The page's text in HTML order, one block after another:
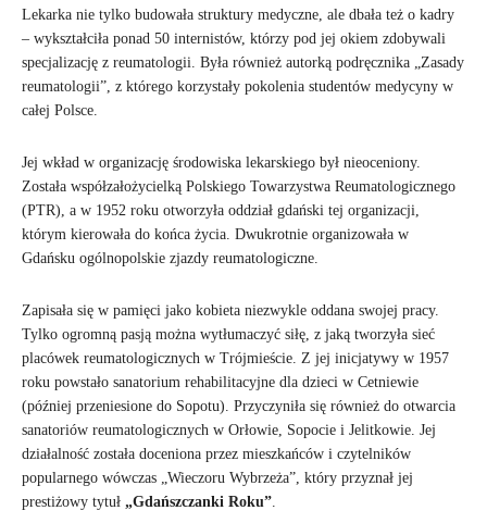
Lekarka nie tylko budowała struktury medyczne, ale dbała też o kadry
– wykształciła ponad 50 internistów, którzy pod jej okiem zdobywali
specjalizację z reumatologii. Była również autorką podręcznika „Zasady
reumatologii”, z którego korzystały pokolenia studentów medycyny w
całej Polsce.
Jej wkład w organizację środowiska lekarskiego był nieoceniony.
Została współzałożycielką Polskiego Towarzystwa Reumatologicznego
(PTR), a w 1952 roku otworzyła oddział gdański tej organizacji,
którym kierowała do końca życia. Dwukrotnie organizowała w
Gdańsku ogólnopolskie zjazdy reumatologiczne.
Zapisała się w pamięci jako kobieta niezwykle oddana swojej pracy.
Tylko ogromną pasją można wytłumaczyć siłę, z jaką tworzyła sieć
placówek reumatologicznych w Trójmieście. Z jej inicjatywy w 1957
roku powstało sanatorium rehabilitacyjne dla dzieci w Cetniewie
(później przeniesione do Sopotu). Przyczyniła się również do otwarcia
sanatoriów reumatologicznych w Orłowie, Sopocie i Jelitkowie. Jej
działalność została doceniona przez mieszkańców i czytelników
popularnego wówczas „Wieczoru Wybrzeża”, który przyznał jej
prestiżowy tytuł „Gdańszczanki Roku”.